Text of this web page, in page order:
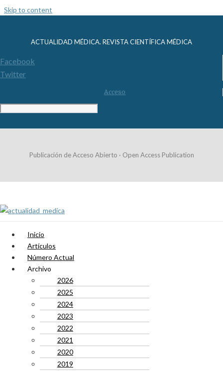
Skip to content
ACTUALIDAD MÉDICA. REVISTA CIENTÍFICA MÉDICA
Facebook
Twitter
Acceso
Publicación de Acceso Abierto · Open Access Publication
Inicio
Artículos
Número Actual
Archivo
2026
2025
2024
2023
2022
2021
2020
2019